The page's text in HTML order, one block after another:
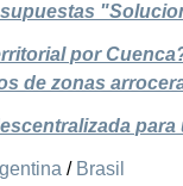
por
de zonas
/ Brasil